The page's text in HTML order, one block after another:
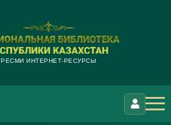
РЕСМИ ИНТЕРНЕТ-РЕСУРСЫ